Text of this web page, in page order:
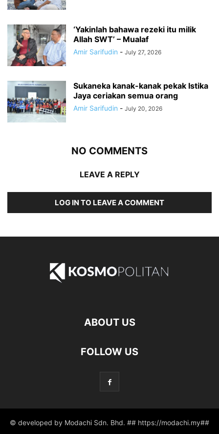
‘Yakinlah bahawa rezeki itu milik
Allah SWT’ – Mualaf
Amir Sarifudin - July 27, 2026
Sukaneka kanak-kanak pekak Istika
Jaya ceriakan semua orang
Amir Sarifudin - July 20, 2026
NO COMMENTS
LEAVE A REPLY
LOG IN TO LEAVE A COMMENT
ABOUT US
FOLLOW US
© developed by Modachi Sdn. Bhd. ## https://modachi.my##